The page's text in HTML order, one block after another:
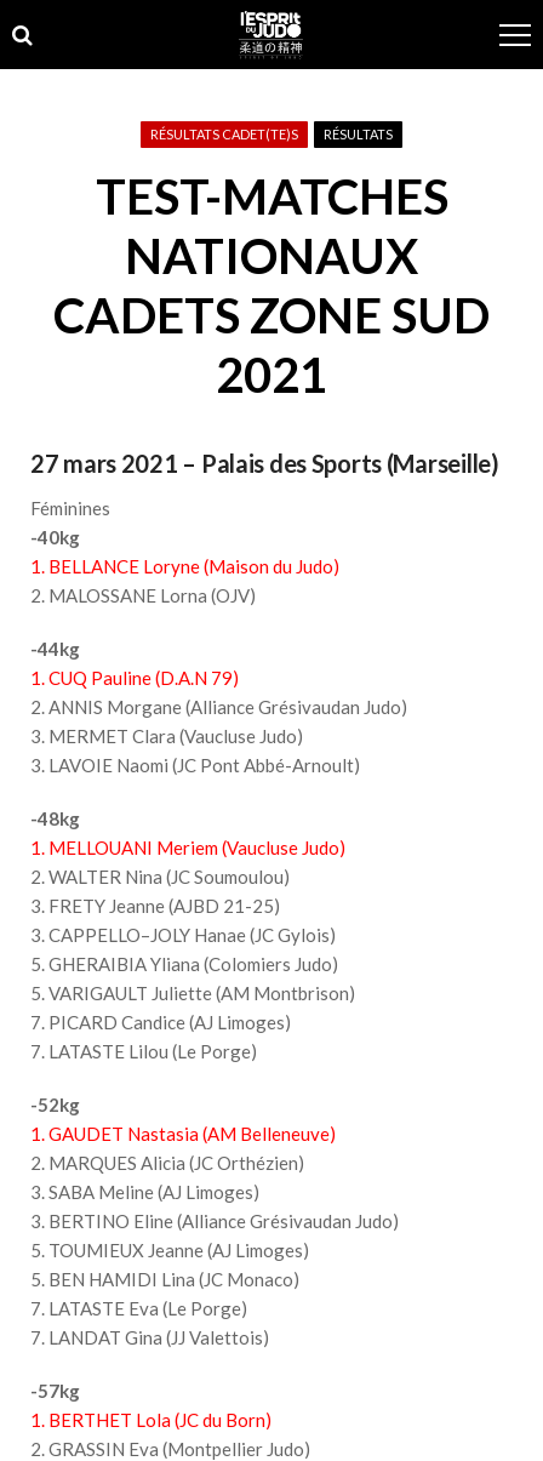
to
navigation
to
content
RÉSULTATS CADET(TE)S RÉSULTATS
TEST-MATCHES
NATIONAUX
CADETS ZONE SUD
2021
27 mars 2021 – Palais des Sports (Marseille)
Féminines
-40kg
1. BELLANCE Loryne (Maison du Judo)
2. MALOSSANE Lorna (OJV)
-44kg
1. CUQ Pauline (D.A.N 79)
2. ANNIS Morgane (Alliance Grésivaudan Judo)
3. MERMET Clara (Vaucluse Judo)
3. LAVOIE Naomi (JC Pont Abbé-Arnoult)
-48kg
1. MELLOUANI Meriem (Vaucluse Judo)
2. WALTER Nina (JC Soumoulou)
3. FRETY Jeanne (AJBD 21-25)
3. CAPPELLO–JOLY Hanae (JC Gylois)
5. GHERAIBIA Yliana (Colomiers Judo)
5. VARIGAULT Juliette (AM Montbrison)
7. PICARD Candice (AJ Limoges)
7. LATASTE Lilou (Le Porge)
-52kg
1. GAUDET Nastasia (AM Belleneuve)
2. MARQUES Alicia (JC Orthézien)
3. SABA Meline (AJ Limoges)
3. BERTINO Eline (Alliance Grésivaudan Judo)
5. TOUMIEUX Jeanne (AJ Limoges)
5. BEN HAMIDI Lina (JC Monaco)
7. LATASTE Eva (Le Porge)
7. LANDAT Gina (JJ Valettois)
-57kg
1. BERTHET Lola (JC du Born)
2. GRASSIN Eva (Montpellier Judo)